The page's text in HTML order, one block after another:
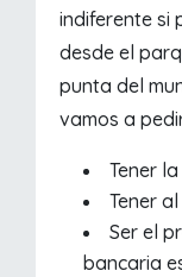
indiferente si
desde el
punta del
vamos a
Tener
Tener
Ser el
bancaria